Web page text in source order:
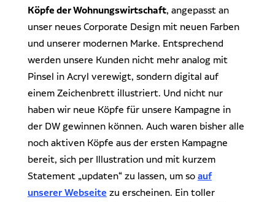
Köpfe der Wohnungswirtschaft, angepasst an
unser neues Corporate Design mit neuen Farben
und unserer modernen Marke. Entsprechend
werden unsere Kunden nicht mehr analog mit
Pinsel in Acryl verewigt, sondern digital auf
einem Zeichenbrett illustriert. Und nicht nur
haben wir neue Köpfe für unsere Kampagne in
der DW gewinnen können. Auch waren bisher alle
noch aktiven Köpfe aus der ersten Kampagne
bereit, sich per Illustration und mit kurzem
Statement „updaten“ zu lassen, um so auf
unserer Webseite zu erscheinen. Ein toller